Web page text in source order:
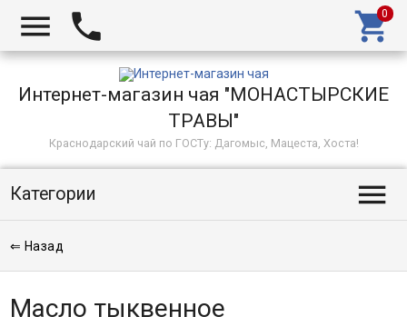
  
Интернет-магазин чая "МОНАСТЫРСКИЕ
ТРАВЫ"
Краснодарский чай по ГОСТу: Дагомыс, Мацеста, Хоста!
Категории 
⇐ Назад
Масло тыквенное